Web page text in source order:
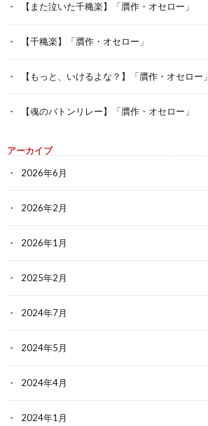
【また泣いた千穐楽】「贋作・オセロー」
【千穐楽】「贋作・オセロー」
【もっと、いけるよな？】「贋作・オセロー」
【魂のバトンリレー】「贋作・オセロー」
アーカイブ
2026年6月
2026年2月
2026年1月
2025年2月
2024年7月
2024年5月
2024年4月
2024年1月